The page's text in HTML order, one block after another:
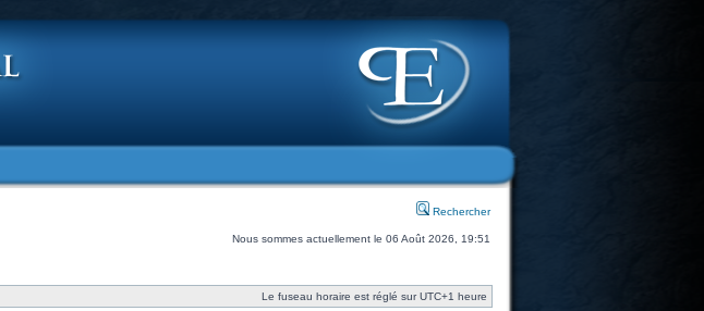
Rechercher
Nous sommes actuellement le 06 Août 2026, 19:51
Le fuseau horaire est réglé sur UTC+1 heure